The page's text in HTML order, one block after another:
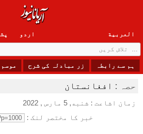
العربیة
اردو
ہم سے رابطہ زر مبادلہ کی شرح
حصہ : افغانستان
زمان اشاعت : شنبه, 5 مارس , 2022
خبر کا مختصر لنک :